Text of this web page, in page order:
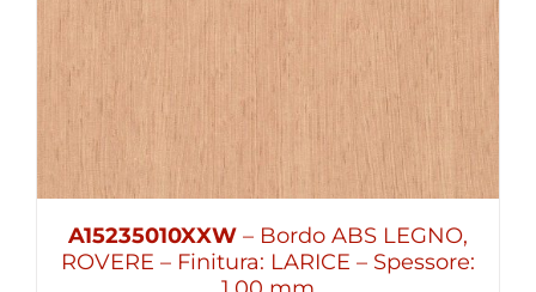
A15235010XXW – Bordo ABS LEGNO,
ROVERE – Finitura: LARICE – Spessore: